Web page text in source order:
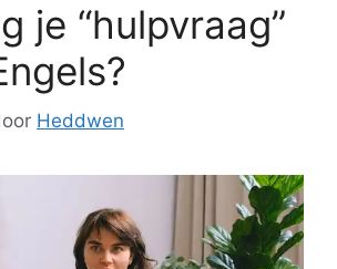
je “hulpvraag”
Heddwen